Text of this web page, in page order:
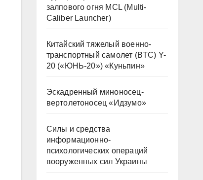
залпового огня MCL (Multi-
Caliber Launcher)
Китайский тяжелый военно-
транспортный самолет (BTC) Y-
20 («ЮНЬ-20») «Куньпин»
Эскадренный миноносец-
вертолетоносец «Идзумо»
Силы и средства
информационно-
психологических операций
вооруженных сил Украины